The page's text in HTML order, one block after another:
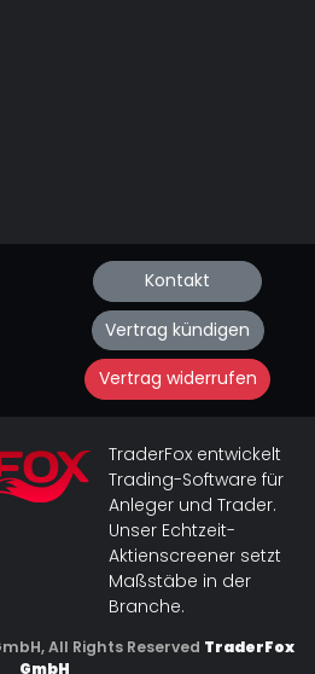
Kontakt
Vertrag kündigen
Vertrag widerrufen
TraderFox entwickelt
Trading-Software für
Anleger und Trader.
Unser Echtzeit-
Aktienscreener setzt
Maßstäbe in der
Branche.
All Rights Reserved TraderFox
GmbH